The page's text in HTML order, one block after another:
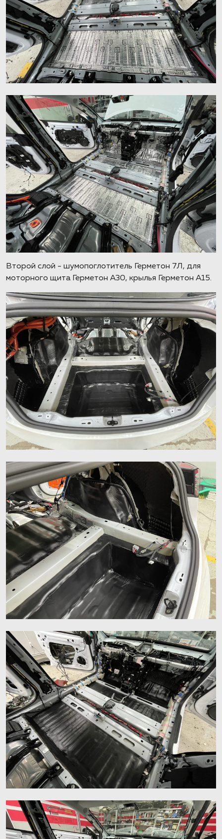
Второй слой - шумопоглотитель Герметон 7Л, для
моторного щита Герметон А30, крылья Герметон А15.